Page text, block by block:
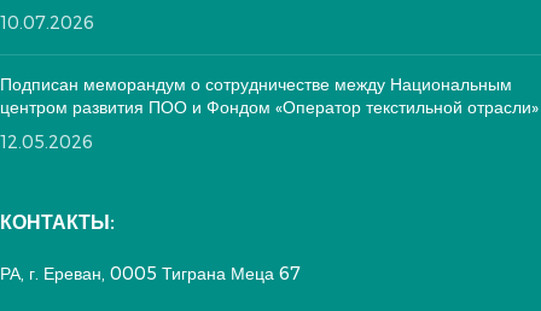
10.07.2026
Подписан меморандум о сотрудничестве между Национальным
центром развития ПОО и Фондом «Оператор текстильной отрасли»
12.05.2026
КОНТАКТЫ:
РА, г. Ереван, 0005 Тиграна Меца 67